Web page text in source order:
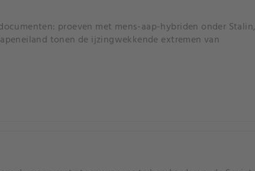
proeven met mens-aap-hybriden onder Stalin,
tonen de ijzingwekkende extremen van